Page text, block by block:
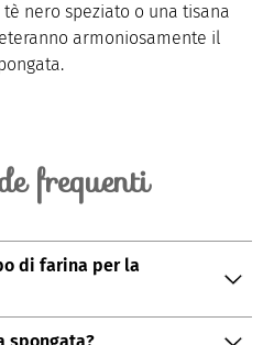
nero speziato o una tisana
armoniosamente il
frequenti
di farina per la
farina 00 per ottenere la